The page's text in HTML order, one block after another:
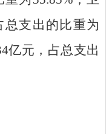
总支出的比重为
亿元，占总支出